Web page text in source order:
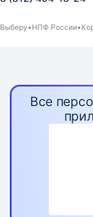
Выберу НПФ России
Все